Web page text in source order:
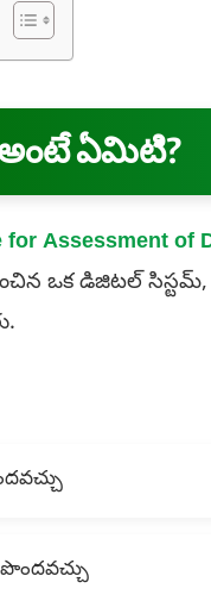
అంటే ఏమిటి?
for Assessment of
ఒక డిజిటల్